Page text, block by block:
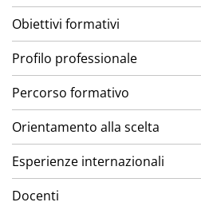
Obiettivi formativi
Profilo professionale
Percorso formativo
Orientamento alla scelta
Esperienze internazionali
Docenti